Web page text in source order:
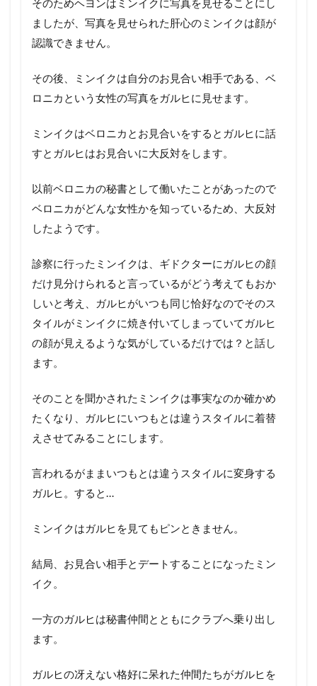
ましたが、写真を見せられた肝心のミンイクは顔が
認識できません。
その後、ミンイクは自分のお見合い相手である、ベ
ロニカという女性の写真をガルヒに見せます。
ミンイクはベロニカとお見合いをするとガルヒに話
すとガルヒはお見合いに大反対をします。
以前ベロニカの秘書として働いたことがあったので
ベロニカがどんな女性かを知っているため、大反対
したようです。
診察に行ったミンイクは、ギドクターにガルヒの顔
だけ見分けられると言っているがどう考えてもおか
しいと考え、ガルヒがいつも同じ恰好なのでそのス
タイルがミンイクに焼き付いてしまっていてガルヒ
の顔が見えるような気がしているだけでは？と話し
ます。
そのことを聞かされたミンイクは事実なのか確かめ
たくなり、ガルヒにいつもとは違うスタイルに着替
えさせてみることにします。
言われるがままいつもとは違うスタイルに変身する
ガルヒ。すると…
ミンイクはガルヒを見てもピンときません。
結局、お見合い相手とデートすることになったミン
イク。
一方のガルヒは秘書仲間とともにクラブへ乗り出し
ます。
ガルヒの冴えない格好に呆れた仲間たちがガルヒを